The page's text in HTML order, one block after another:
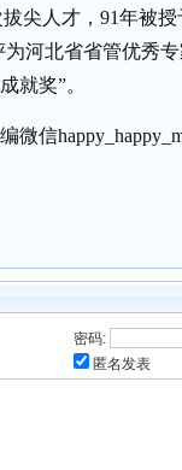
尖人才， 91年被授
为河北省省管优秀专
成就奖”。
微信
密码:
匿名发表